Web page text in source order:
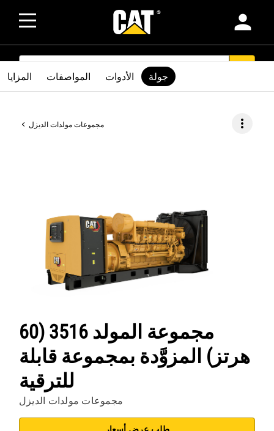
person
SEARCH
مجموعات مولدات الديزل more_vert
مجموعة المولد 3516 (60
هرتز) المزوَّدة بمجموعة قابلة
للترقية
مجموعات مولدات الديزل
المزايا المواصفات الأدوات جولة